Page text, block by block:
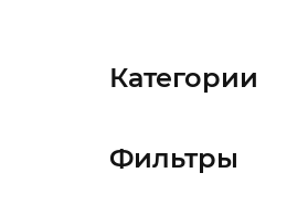
Категории
Фильтры